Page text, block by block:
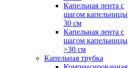
Капельная лента с
шагом капельницы
30 см
Капельная лента с
шагом капельницы
>30 см
Капельная трубка